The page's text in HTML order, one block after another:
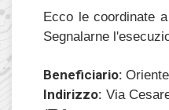
Ecco le coordinate
Segnalarne
Beneficiario:
Indirizzo: Via